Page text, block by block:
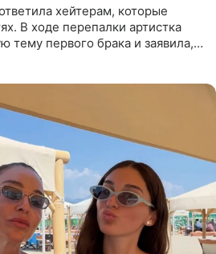
хейтерам, которые
В ходе перепалки артистка
тему первого брака и заявила,